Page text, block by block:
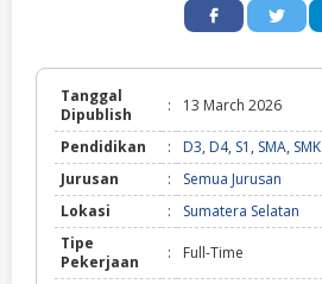
Tanggal
Dipublish
: 13 March 2026
Pendidikan : D3, D4, S1 , SMA, SMK
Jurusan
:
Semua Jurusan
Lokasi
:
Sumatera Selatan
Tipe
Pekerjaan
: Full-Time